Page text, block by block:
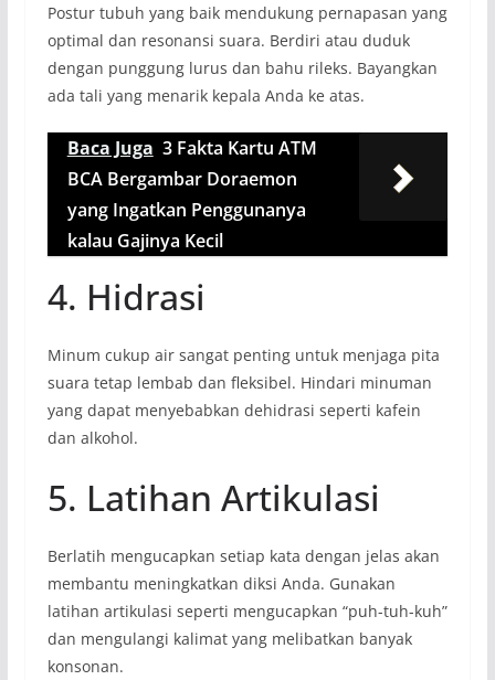
Postur tubuh yang baik mendukung pernapasan yang
optimal dan resonansi suara. Berdiri atau duduk
dengan punggung lurus dan bahu rileks. Bayangkan
ada tali yang menarik kepala Anda ke atas.
Baca Juga 3 Fakta Kartu ATM
BCA Bergambar Doraemon
yang Ingatkan Penggunanya
kalau Gajinya Kecil
4. Hidrasi
Minum cukup air sangat penting untuk menjaga pita
suara tetap lembab dan fleksibel. Hindari minuman
yang dapat menyebabkan dehidrasi seperti kafein
dan alkohol.
5. Latihan Artikulasi
Berlatih mengucapkan setiap kata dengan jelas akan
membantu meningkatkan diksi Anda. Gunakan
latihan artikulasi seperti mengucapkan “puh-tuh-kuh”
dan mengulangi kalimat yang melibatkan banyak
konsonan.